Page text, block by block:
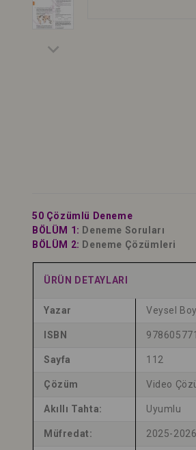
50 Çözümlü Deneme
BÖLÜM 1: Deneme Soruları
BÖLÜM 2: Deneme Çözümleri
ÜRÜN DETAYLARI
Yazar Veysel
ISBN
Sayfa 112
Çözüm Video
Akıllı Tahta: Uyumlu
Müfredat: 2025-2026